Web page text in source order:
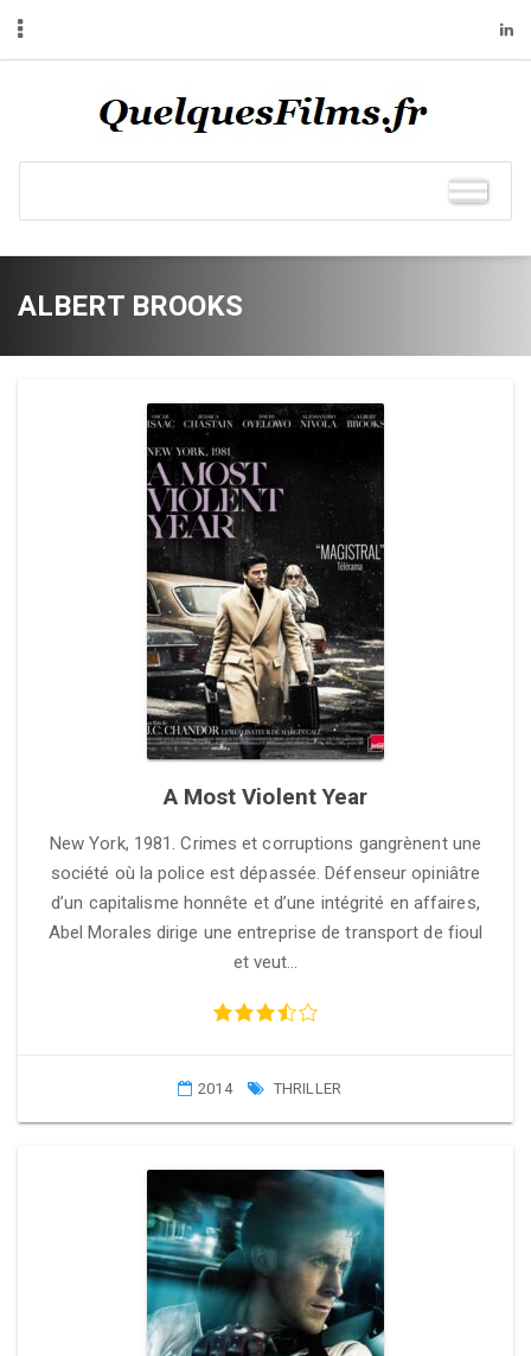
ALBERT BROOKS
A Most Violent Year
New York, 1981. Crimes et corruptions gangrènent une
société où la police est dépassée. Défenseur opiniâtre
d’un capitalisme honnête et d’une intégrité en affaires,
Abel Morales dirige une entreprise de transport de fioul
et veut…
2014 THRILLER